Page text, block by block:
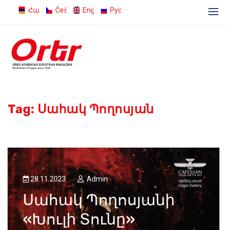
ՀայերենČeština English Русский
Tag: Սահակ Պողոսյան
28.11.2023 Admin
Սահակ Պողոսյանի
«Խուլի Տունը»